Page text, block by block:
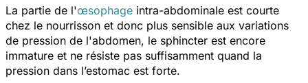
La partie de l'œsophage intra-abdominale est courte
chez le nourrisson et donc plus sensible aux variations
de pression de l'abdomen, le sphincter est encore
immature et ne résiste pas suffisamment quand la
pression dans l’estomac est forte.